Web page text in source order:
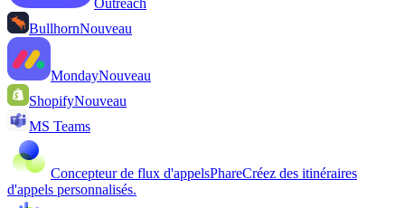
Outreach
BullhornNouveau
MondayNouveau
ShopifyNouveau
MS Teams
Concepteur de flux d'appelsPhareCréez des itinéraires
d'appels personnalisés.